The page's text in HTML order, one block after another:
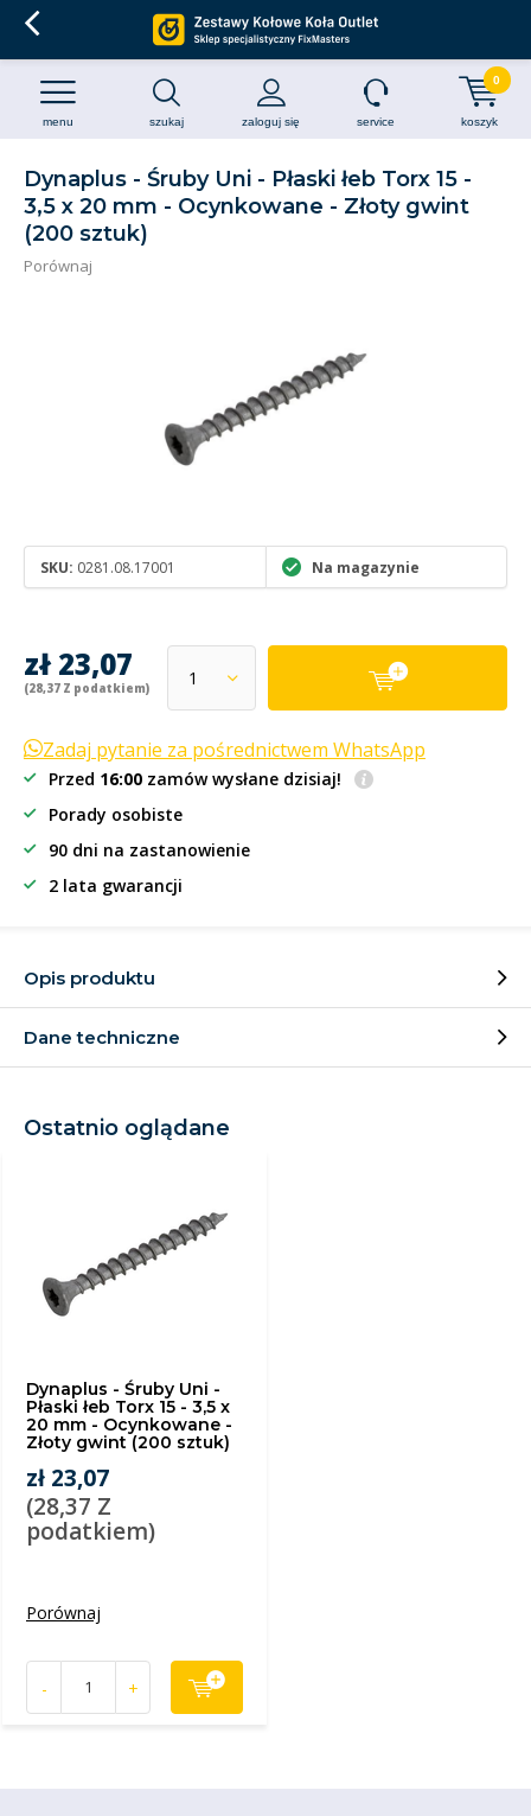
szukaj zaloguj się
menu service koszyk
0
Dynaplus - Śruby Uni - Płaski łeb Torx 15 -
3,5 x 20 mm - Ocynkowane - Złoty gwint
(200 sztuk)
Porównaj
SKU: 0281.08.17001 Na magazynie
zł 23,07
(28,37 Z podatkiem)
Zadaj pytanie za pośrednictwem WhatsApp
Przed 16:00 zamów wysłane dzisiaj!
Porady osobiste
90 dni na zastanowienie
2 lata gwarancji
Opis produktu
Dane techniczne
Ostatnio oglądane
Dynaplus - Śruby Uni -
Płaski łeb Torx 15 - 3,5 x
20 mm - Ocynkowane -
Złoty gwint (200 sztuk)
zł 23,07
(28,37 Z
podatkiem)
Porównaj
- +